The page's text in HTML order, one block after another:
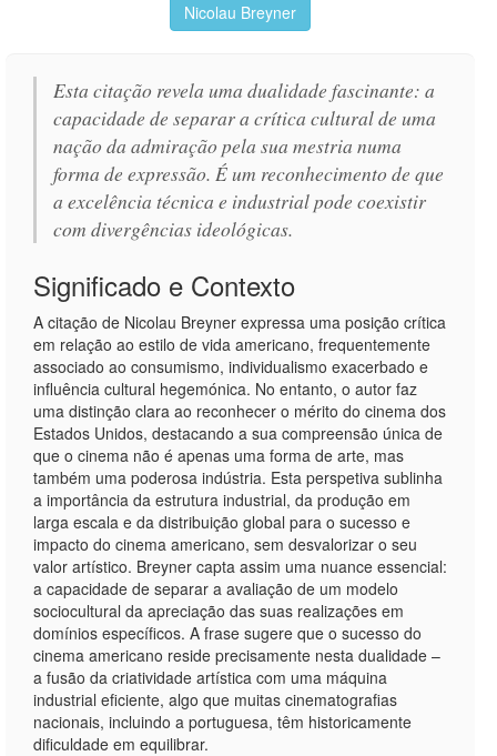
Nicolau Breyner
Esta citação revela uma dualidade fascinante: a
capacidade de separar a crítica cultural de uma
nação da admiração pela sua mestria numa
forma de expressão. É um reconhecimento de que
a excelência técnica e industrial pode coexistir
com divergências ideológicas.
Significado e Contexto
A citação de Nicolau Breyner expressa uma posição crítica
em relação ao estilo de vida americano, frequentemente
associado ao consumismo, individualismo exacerbado e
influência cultural hegemónica. No entanto, o autor faz
uma distinção clara ao reconhecer o mérito do cinema dos
Estados Unidos, destacando a sua compreensão única de
que o cinema não é apenas uma forma de arte, mas
também uma poderosa indústria. Esta perspetiva sublinha
a importância da estrutura industrial, da produção em
larga escala e da distribuição global para o sucesso e
impacto do cinema americano, sem desvalorizar o seu
valor artístico. Breyner capta assim uma nuance essencial:
a capacidade de separar a avaliação de um modelo
sociocultural da apreciação das suas realizações em
domínios específicos. A frase sugere que o sucesso do
cinema americano reside precisamente nesta dualidade –
a fusão da criatividade artística com uma máquina
industrial eficiente, algo que muitas cinematografias
nacionais, incluindo a portuguesa, têm historicamente
dificuldade em equilibrar.